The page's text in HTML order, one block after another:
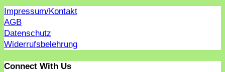
Impressum/Kontakt
AGB
Datenschutz
Widerrufsbelehrung
Connect With Us